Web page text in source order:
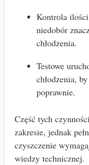
Kontrola
niedobór
chłodzenia.
Testowe
chłodzenia,
poprawnie.
Część tych
zakresie, jednak
czyszczenie
wiedzy technicznej.